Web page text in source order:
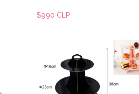
$990 CLP